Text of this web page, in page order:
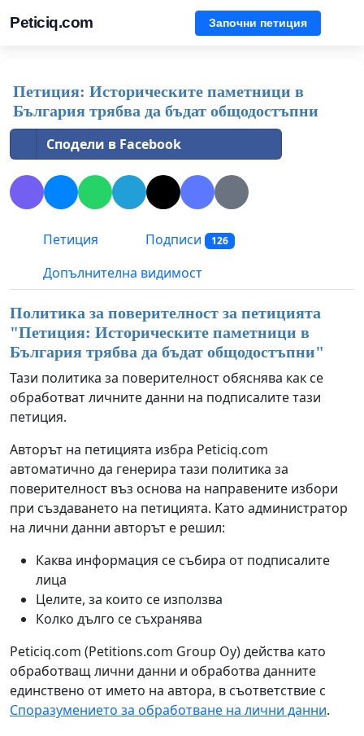
Peticiq.com Започни петиция
Петиция: Историческите паметници в
България трябва да бъдат общодостъпни
Сподели в Facebook
Петиция Подписи 126
Допълнителна видимост
Политика за поверителност за петицията
"Петиция: Историческите паметници в
България трябва да бъдат общодостъпни"
Тази политика за поверителност обяснява как се
обработват личните данни на подписалите тази
петиция.
Авторът на петицията избра Peticiq.com
автоматично да генерира тази политика за
поверителност въз основа на направените избори
при създаването на петицията. Като администратор
на лични данни авторът е решил:
Каква информация се събира от подписалите
лица
Целите, за които се използва
Колко дълго се съхранява
Peticiq.com (Petitions.com Group Oy) действа като
обработващ лични данни и обработва данните
единствено от името на автора, в съответствие с
Споразумението за обработване на лични данни.